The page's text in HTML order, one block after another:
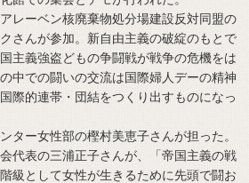
レーベン核廃棄物処分場建設反対同盟の
さんが参加。新自由主義の破綻のもとで
主義強盗どもの争闘戦が戦争の危機をは
中での闘いの交流は国際婦人デーの精神
際的連帯・団結をつくり出すものになっ
ター女性部の樫村美恵子さんが担った。
代表の三浦正子さんが、「帝国主義の戦
級として女性が生きるために先頭で闘お